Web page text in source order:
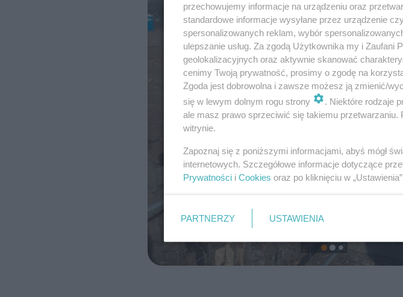
przechowujemy informacje na urządzeniu oraz
standardowe informacje wysyłane przez urządzenie
spersonalizowanych reklam, wybór
ulepszanie usług. Za zgodą Użytkownika my i Zaufani
geolokalizacyjnych oraz aktywnie skanować
cenimy Twoją prywatność, prosimy o zgodę na
Zgoda jest dobrowolna i zawsze możesz ją zmienić/
się w lewym dolnym rogu strony
. Niektóre rodzaje
ale masz prawo sprzeciwić się takiemu przetwarzaniu.
witrynie.
Zapoznaj się z poniższymi informacjami, abyś mógł
internetowych. Szczegółowe informacje dotyczące
Prywatności i Cookies oraz po kliknięciu w
PARTNERZY USTAWIENIA